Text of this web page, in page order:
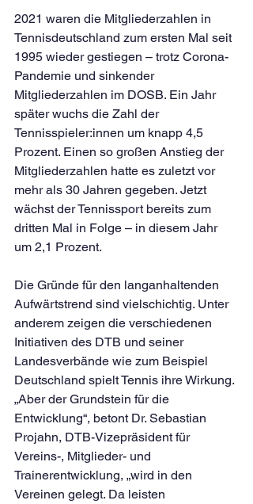
2021 waren die Mitgliederzahlen in
Tennisdeutschland zum ersten Mal seit
1995 wieder gestiegen – trotz Corona-
Pandemie und sinkender
Mitgliederzahlen im DOSB. Ein Jahr
später wuchs die Zahl der
Tennisspieler:innen um knapp 4,5
Prozent. Einen so großen Anstieg der
Mitgliederzahlen hatte es zuletzt vor
mehr als 30 Jahren gegeben. Jetzt
wächst der Tennissport bereits zum
dritten Mal in Folge – in diesem Jahr
um 2,1 Prozent.
Die Gründe für den langanhaltenden
Aufwärtstrend sind vielschichtig. Unter
anderem zeigen die verschiedenen
Initiativen des DTB und seiner
Landesverbände wie zum Beispiel
Deutschland spielt Tennis ihre Wirkung.
„Aber der Grundstein für die
Entwicklung“, betont Dr. Sebastian
Projahn, DTB-Vizepräsident für
Vereins-, Mitglieder- und
Trainerentwicklung, „wird in den
Vereinen gelegt. Da leisten